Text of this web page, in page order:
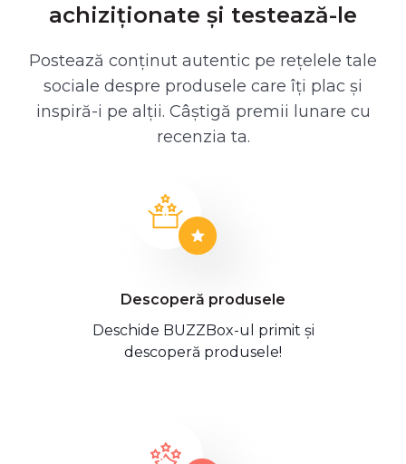
achiziționate și testează-le
Postează conținut autentic pe rețelele tale
sociale despre produsele care îți plac și
inspiră-i pe alții. Câștigă premii lunare cu
recenzia ta.
Descoperă produsele
Deschide BUZZBox-ul primit și
descoperă produsele!